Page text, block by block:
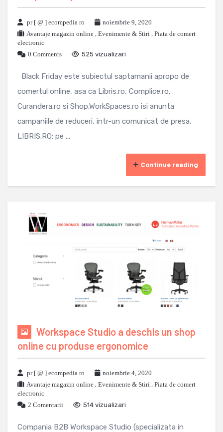
pr [ @ ] ecompedia ro
noiembrie 9, 2020
Avantaje magazin online , Evenimente & Stiri , Piata de comert
electronic
0 Comments
525 vizualizari
Black Friday este subiectul saptamanii apropo de
comertul online, asa ca Libris.ro, Complice.ro,
Curandera.ro si Shop.WorkSpaces.ro isi anunta
campaniile de reduceri, intr-un comunicat de presa.
LIBRIS.RO: pe ...
Continue reading
Workspace Studio a deschis un shop
online cu produse ergonomice
pr [ @ ] ecompedia ro
noiembrie 4, 2020
Avantaje magazin online , Evenimente & Stiri , Piata de comert
electronic
2 Comentarii
514 vizualizari
Compania B2B Workspace Studio (specializata in